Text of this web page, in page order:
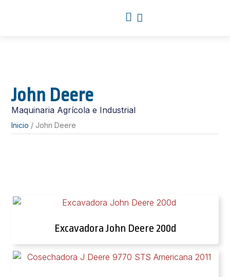
John Deere
Maquinaria Agrícola e Industrial
Inicio / John Deere
Excavadora John Deere 200d